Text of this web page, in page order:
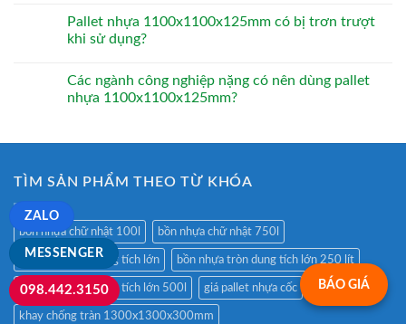
Pallet nhựa 1100x1100x125mm có bị trơn trượt
khi sử dụng?
Các ngành công nghiệp nặng có nên dùng pallet
nhựa 1100x1100x125mm?
TÌM SẢN PHẨM THEO TỪ KHÓA
bồn nhựa chữ nhật 100l bồn nhựa chữ nhật 750l
bồn nhựa tròn dung tích lớn bồn nhựa tròn dung tích lớn 250 lít
bồn nhựa tròn dung tích lớn 500l giá pallet nhựa cốc
khay chống tràn 1300x1300x300mm
BÁO GIÁ
MESSENGER
ZALO
098.442.3150